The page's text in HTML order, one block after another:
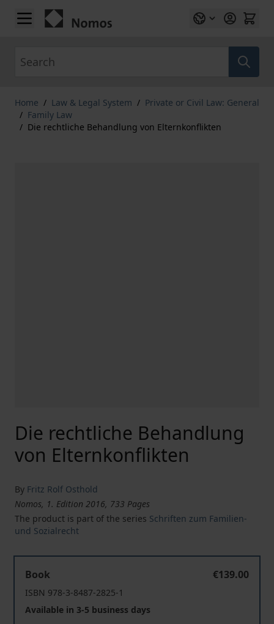
Skip to Content
Home / Law & Legal System / Private or Civil Law: General
/ Family Law
/ Die rechtliche Behandlung von Elternkonflikten
Die rechtliche Behandlung
von Elternkonflikten
By Fritz Rolf Osthold
Nomos, 1. Edition 2016, 733 Pages
The product is part of the series Schriften zum Familien-
und Sozialrecht
Book
€139.00
ISBN 978-3-8487-2825-1
Available in 3-5 business days